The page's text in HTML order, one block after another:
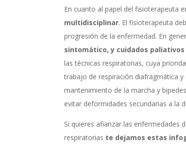
En cuanto al papel del fisioterapeuta
multidisciplinar. El fisioterapeuta
progresión de la enfermedad. En
sintomático, y cuidados paliativos
las técnicas respiratorias, cuya
trabajo de respiración diafragmática
mantenimiento de la marcha y
evitar deformidades secundarias a la
Si quieres afianzar las enfermedades
respiratorias te dejamos estas